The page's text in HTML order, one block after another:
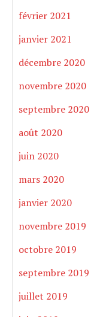
février 2021
janvier 2021
décembre 2020
novembre 2020
septembre 2020
août 2020
juin 2020
mars 2020
janvier 2020
novembre 2019
octobre 2019
septembre 2019
juillet 2019